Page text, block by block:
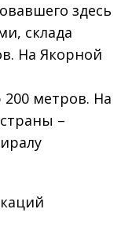
здесь
склада
На Якорной
метров. На
–